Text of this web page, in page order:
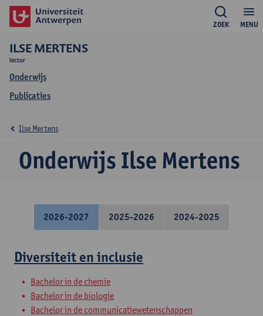
MENU
ZOEK
ILSE MERTENS
lector
Onderwijs
Publicaties
Onderwijs Ilse Mertens
Ilse Mertens
2026-2027 2025-2026 2024-2025
Diversiteit en inclusie
Bachelor in de chemie
Bachelor in de biologie
Bachelor in de communicatiewetenschappen